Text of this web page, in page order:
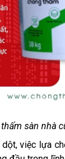
sàn nhà
việc lựa